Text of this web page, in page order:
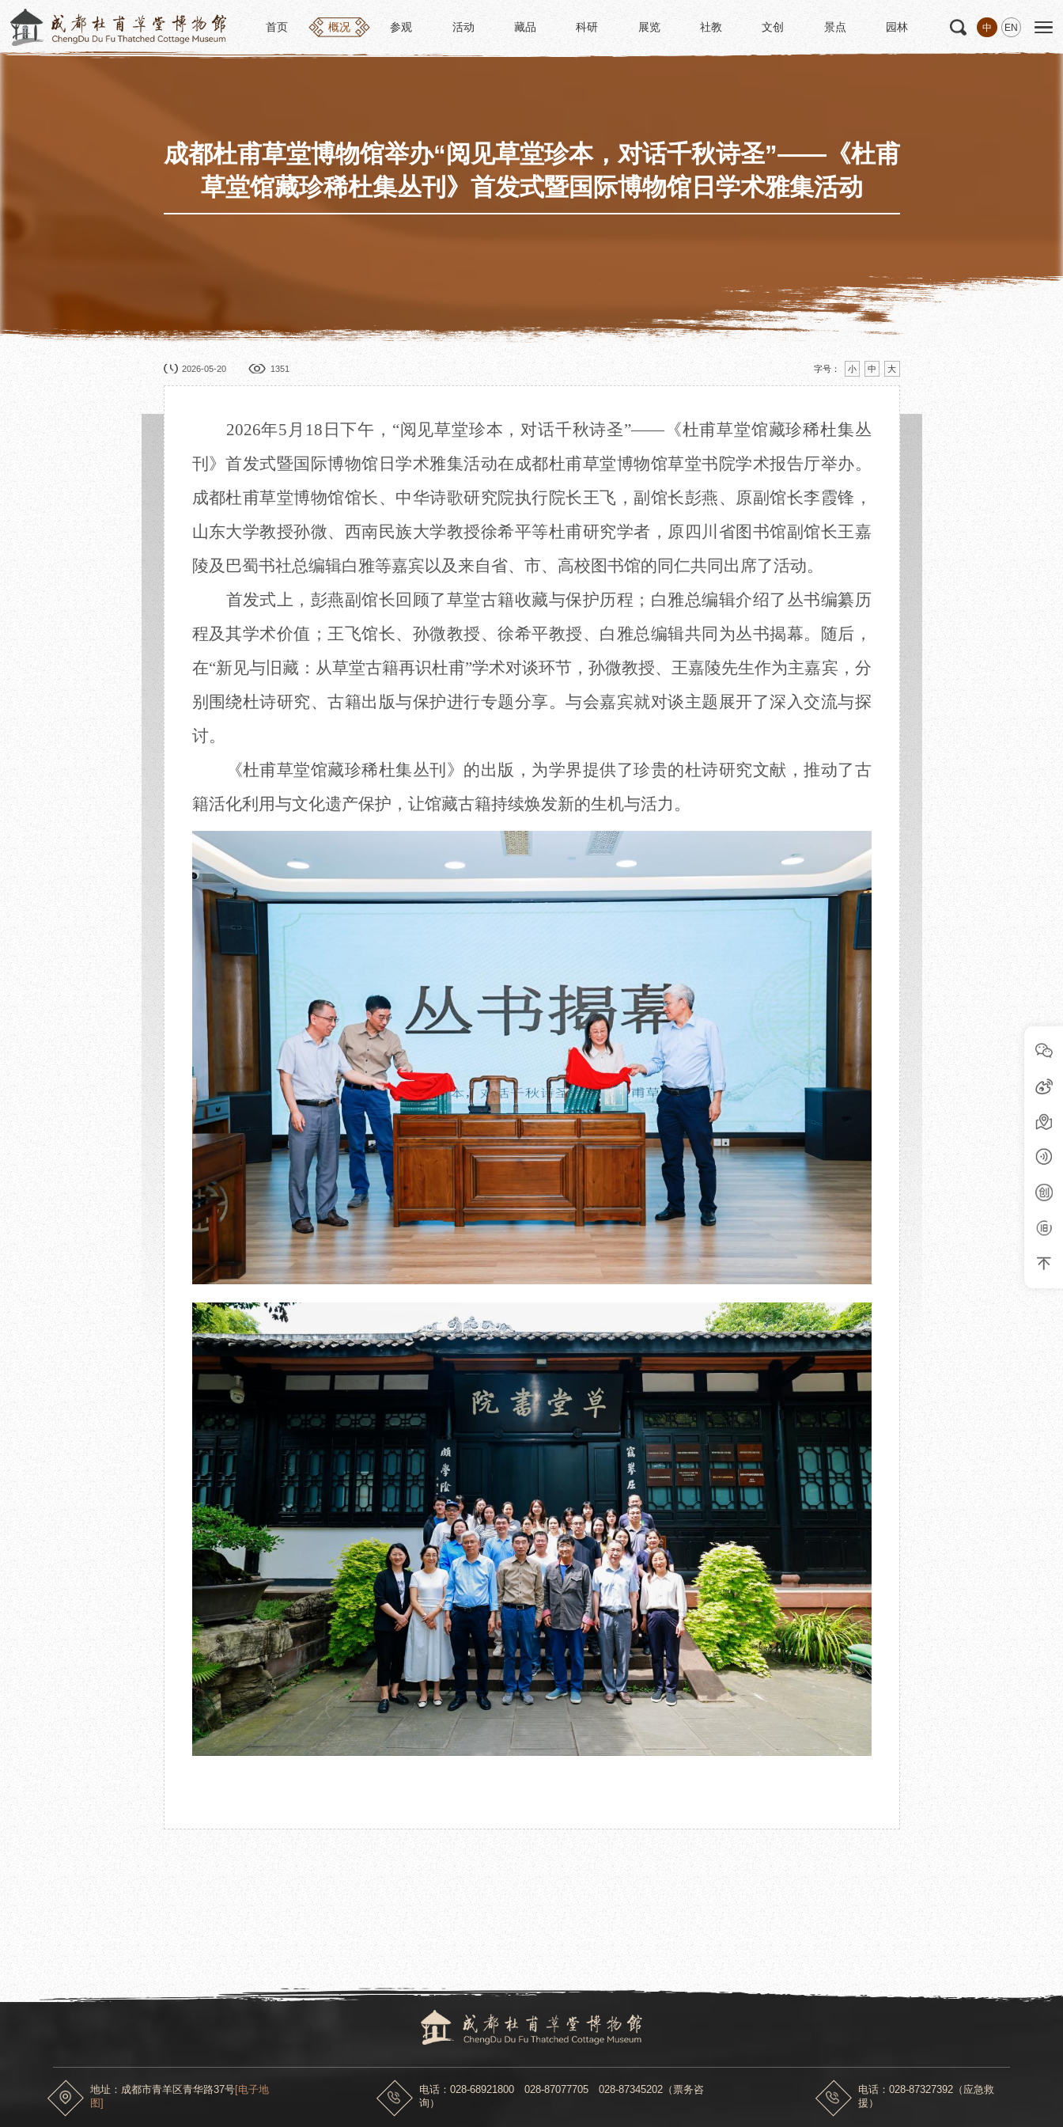
首页
概况
参观
活动
活动
藏品
科研
科研
展览
社教
社教
文创
景点
园林
中
EN
最新动态
公告年报
党建工作
优惠政策
文化惠民
交通路线
诗歌主题活动
其它活动
藏品修复
数字资源
捐赠名录
博士后创新实践基地
中华诗歌研究院
临时展览
园林展览
在线展厅
社会教育课程
社会教育活动
馆校合作
杜甫草堂文创馆
文创精品
IP授权
文创咨询
正门
大廨
柴门
少陵草堂碑亭
唐代遗址
红墙花径
大雅堂
草堂书院
千诗碑
园林 浣花园林区
成都杜甫草堂博物馆举办“阅见草堂珍本，对话千秋诗圣”——《杜甫
草堂馆藏珍稀杜集丛刊》首发式暨国际博物馆日学术雅集活动
2026-05-20 1351 字号： 小 中 大
2026年5月18日下午 ， “阅见草堂珍本，对话千秋诗圣”——《杜甫草堂馆藏珍稀杜集丛
刊》首发式暨国际博物馆日学术雅集活动在成都杜甫草堂博物馆草堂书院学术报告厅举办。
成都杜甫草堂博物馆馆长 、 中华诗歌研究院执行院长王飞 ，副馆长彭燕、 原副馆长李霞锋，
山东大学教授孙微、 西南民族大学教授徐希平等杜甫研究学者， 原四川省图书馆副馆长王嘉
陵及巴蜀书社总编辑白雅等嘉宾以及来自省、 市、 高校图书馆的同仁共同出席了活动。
首发式上， 彭燕副馆长回顾了草堂古籍收藏与保护历程 ； 白雅总编辑介绍了丛书编纂历
程及其学术价值 ； 王飞馆长、孙微教授、徐希平教授、白雅总编辑共同为丛书揭幕。 随后 ，
在“新见与旧藏：从草堂古籍再识杜甫”学术对谈环节，孙微教授、王嘉陵先生作为主嘉宾， 分
别围绕杜诗研究、古籍出版与保护进行专题分享。与会嘉宾就对谈主题展开了深入交流与探
讨。
《杜甫草堂馆藏珍稀杜集丛刊》 的出版， 为学界提供了珍贵的杜诗研究文献 ，推动了古
籍活化利用与文化遗产保护 ， 让馆藏古籍持续焕发新的生机与活力。
2026.05.20
成都杜甫草堂博物馆举办 “不废江河万古流——黄河长江滋养育成中华诗圣杜甫”学术讲
2026.05.19
地址：成都市青羊区青华路37号[电子地
图]
电话：028-68921800 028-87077705 028-87345202（票务咨
询）
电话：028-87327392（应急救
援）